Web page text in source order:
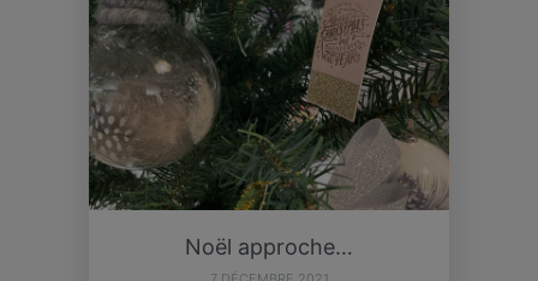
Noël approche…